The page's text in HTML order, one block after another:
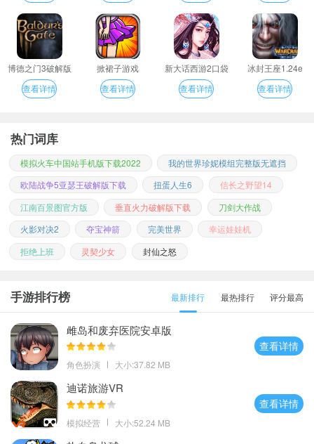
博德之门3破解版
查看详情
掀裙子游戏
查看详情
新大话西游2口袋
版
查看详情
冰封王座1.24e
查看详情
热门词库
模拟火车中国站手机版下载2022
我的世界珍妮模组完整版无遮挡
欧陆战争5亚瑟王破解版下载
扭蛋人生6
信长之野望14
江南百景图官方版
垂直火力破解版下载
刀剑大作战
火影对决2
夺宝神箭 完美世界
幸运娃娃机
拒绝上班
灵契少女 封仙之怒
手游排行榜 最新排行 最热排行 评分最高
雌岛和废弃医院安卓版
角色扮演 大小:37.82 MB
查看详情
迪诺旅游VR
模拟经营 大小:52.24 MB
查看详情